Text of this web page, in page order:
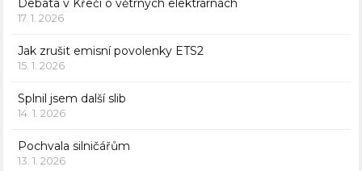
Debata v Křeči o větrných elektrárnách
17. 1. 2026
Jak zrušit emisní povolenky ETS2
15. 1. 2026
Splnil jsem další slib
14. 1. 2026
Pochvala silničářům
13. 1. 2026